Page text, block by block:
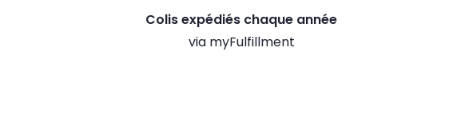
Colis expédiés chaque année
via myFulfillment